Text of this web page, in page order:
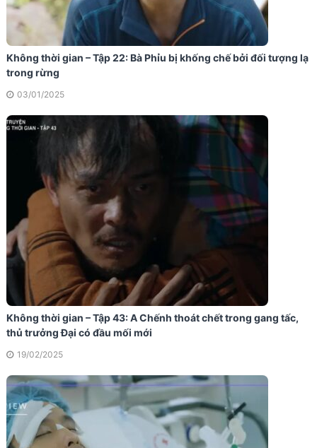
Không thời gian – Tập 22: Bà Phỉu bị khống chế bởi đối tượng lạ
trong rừng
03/01/2025
Không thời gian – Tập 43: A Chếnh thoát chết trong gang tấc,
thủ trưởng Đại có đầu mối mới
19/02/2025